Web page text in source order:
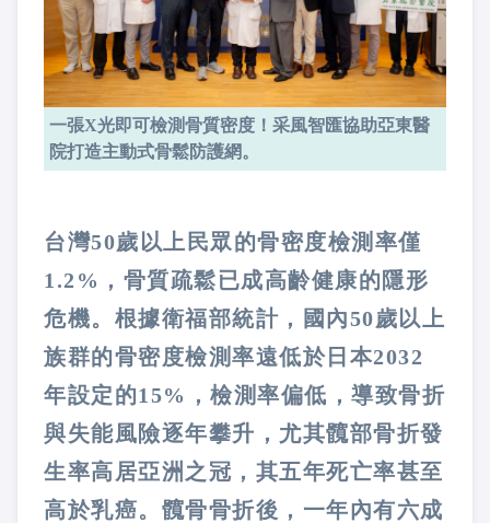
一張X光即可檢測骨質密度！采風智匯協助亞東醫
院打造主動式骨鬆防護網。
台灣50歲以上民眾的骨密度檢測率僅
1.2%，骨質疏鬆已成高齡健康的隱形
危機。根據衛福部統計，國內50歲以上
族群的骨密度檢測率遠低於日本2032
年設定的15%，檢測率偏低，導致骨折
與失能風險逐年攀升，尤其髖部骨折發
生率高居亞洲之冠，其五年死亡率甚至
高於乳癌。髖骨骨折後，一年內有六成